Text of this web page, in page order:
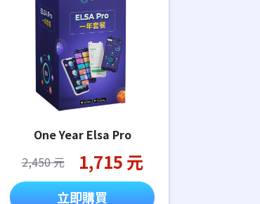
One Year Elsa Pro
2,450 元
1,715 元
立即購買